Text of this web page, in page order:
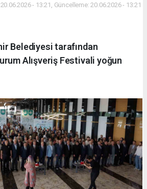
- 13:21, Güncelleme: 20.06.2026 - 13:21
Belediyesi tarafından
Alışveriş Festivali yoğun